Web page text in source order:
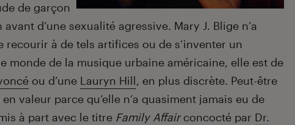
de garçon
d’une sexualité agressive. Mary J. Blige n’a
recourir à de tels artifices ou de s’inventer un
monde de la musique urbaine américaine, elle est de
ou d’une Lauryn Hill, en plus discrète. Peut-être
valeur parce qu’elle n’a quasiment jamais eu de
à part avec le titre Family Affairconcocté par Dr.